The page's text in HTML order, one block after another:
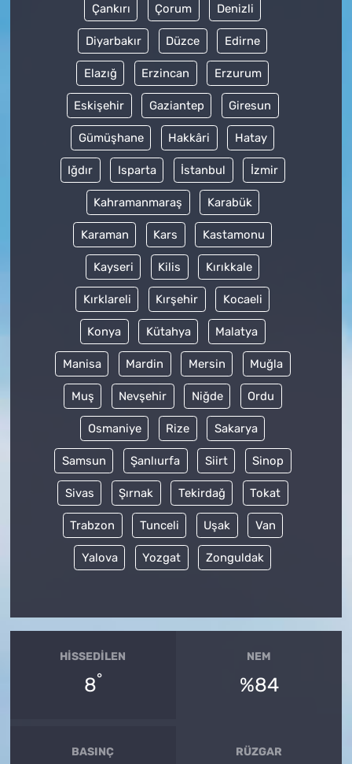
Çankırı Çorum Denizli
Diyarbakır Düzce Edirne
Elazığ Erzincan Erzurum
Eskişehir Gaziantep Giresun
Gümüşhane Hakkâri Hatay
Iğdır Isparta İstanbul İzmir
Kahramanmaraş Karabük
Karaman Kars Kastamonu
Kayseri Kilis Kırıkkale
Kırklareli Kırşehir Kocaeli
Konya Kütahya Malatya
Manisa Mardin Mersin Muğla
Muş Nevşehir Niğde Ordu
Osmaniye Rize Sakarya
Samsun Şanlıurfa Siirt Sinop
Sivas Şırnak Tekirdağ Tokat
Trabzon Tunceli Uşak Van
Yalova Yozgat Zonguldak
HISSEDILEN
8°
NEM
%84
BASINÇ RÜZGAR